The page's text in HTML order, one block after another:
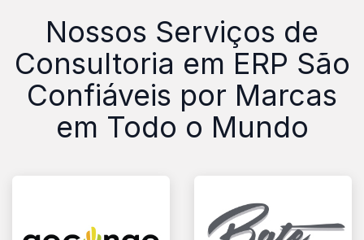
Nossos Serviços de
Consultoria em ERP São
Confiáveis por Marcas
em Todo o Mundo